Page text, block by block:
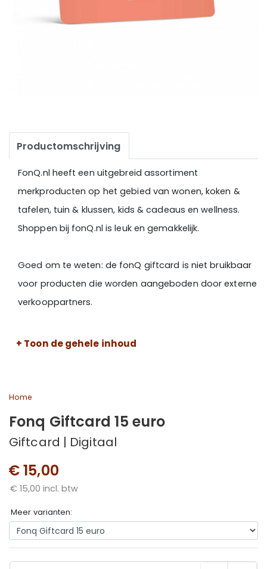
Productomschrijving
FonQ.nl heeft een uitgebreid assortiment
merkproducten op het gebied van wonen, koken &
tafelen, tuin & klussen, kids & cadeaus en wellness.
Shoppen bij fonQ.nl is leuk en gemakkelijk.
Goed om te weten: de fonQ giftcard is niet bruikbaar
voor producten die worden aangeboden door externe
verkooppartners.
Let op! Voor deze giftcard geldt geen zichttermijn.
+ Toon de gehele inhoud
Home
Fonq Giftcard 15 euro
Giftcard | Digitaal
€ 15,00
€ 15,00 incl. btw
Meer varianten: